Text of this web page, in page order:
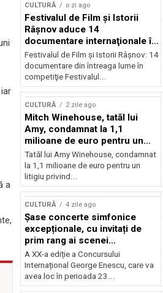
a
CULTURĂ o zi ago
Festivalul de Film şi Istorii
Râşnov aduce 14
documentare internaţionale în
premieră
Festivalul de Film şi Istorii Râşnov: 14
documentare din întreaga lume în
competiţie Festivalul...
CULTURĂ 2 zile ago
Mitch Winehouse, tatăl lui
Amy, condamnat la 1,1
milioane de euro pentru un
litigiu pierdut
Tatăl lui Amy Winehouse, condamnat
la 1,1 milioane de euro pentru un
litigiu privind...
CULTURĂ 4 zile ago
Șase concerte simfonice
excepționale, cu invitați de
prim rang ai scenei
internaționale și ansambluri
orchestrale românești de
prestigiu, în programul
Concursului Enescu 2026
A XX-a ediție a Concursului
Internațional George Enescu, care va
avea loc în perioada 23...